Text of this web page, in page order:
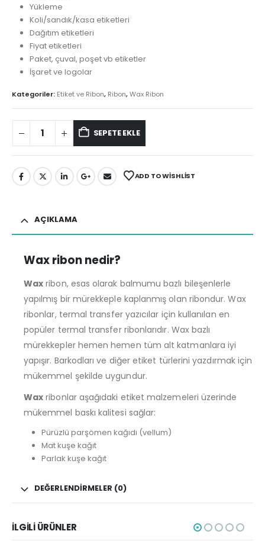
Yükleme
Koli/sandık/kasa etiketleri
Dağıtım etiketleri
Fiyat etiketleri
Paket, çuval, poşet vb etiketler
İşaret ve logolar
Kategoriler: Etiket ve Ribon, Ribon,Wax Ribon
SEPETE EKLE
ADD TO WISHLIST
AÇIKLAMA
Wax ribon nedir?
Wax ribon, esas olarak balmumu bazlı bileşenlerle
yapılmış bir mürekkeple kaplanmış olan ribondur. Wax
ribonlar, termal transfer yazıcılar için kullanılan en
popüler termal transfer ribonlarıdır. Wax bazlı
mürekkepler hemen hemen tüm alt katmanlara iyi
yapışır. Barkodları ve diğer etiket türlerini yazdırmak için
mükemmel şekilde uygundur.
Wax ribonlar aşağıdaki etiket malzemeleri üzerinde
mükemmel baskı kalitesi sağlar:
Pürüzlü parşömen kağıdı (vellum)
Mat kuşe kağıt
Parlak kuşe kağıt
DEĞERLENDIRMELER (0)
İLGILI ÜRÜNLER